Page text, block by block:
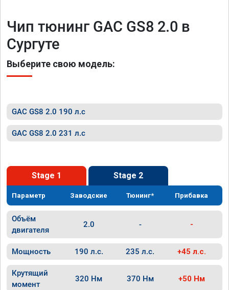
Чип тюнинг GAC GS8 2.0 в
Сургуте
Выберите свою модель:
GAC GS8 2.0 190 л.с
GAC GS8 2.0 231 л.с
Stage 1 Stage 2
Параметр Заводские Тюнинг* Прибавка
Объём
двигателя
2.0 - -
Мощность 190 л.с. 235 л.с. +45 л.с.
Крутящий
момент
320 Нм 370 Нм +50 Нм